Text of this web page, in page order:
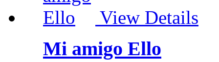
View Details
Mi amigo Ello